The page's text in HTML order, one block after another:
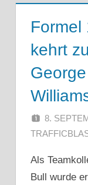
Formel
kehrt
8.
Als
Bull wurde